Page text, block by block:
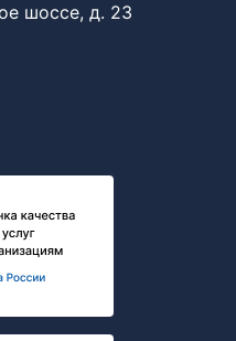
шоссе, д. 23